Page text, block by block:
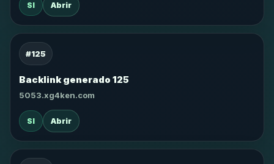
SI Abrir
#125
Backlink generado 125
5053.xg4ken.com
SI Abrir